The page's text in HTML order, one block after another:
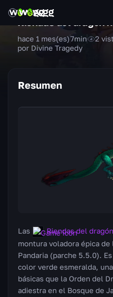
por Divine Tragedy
hace 1 mes(es)7min 2
Resumen
Las Riendas del
montura voladora épica
Pandaria (parche 5.5.0).
color verde esmeralda,
básicas que la Orden del
adiestra en el Bosque de